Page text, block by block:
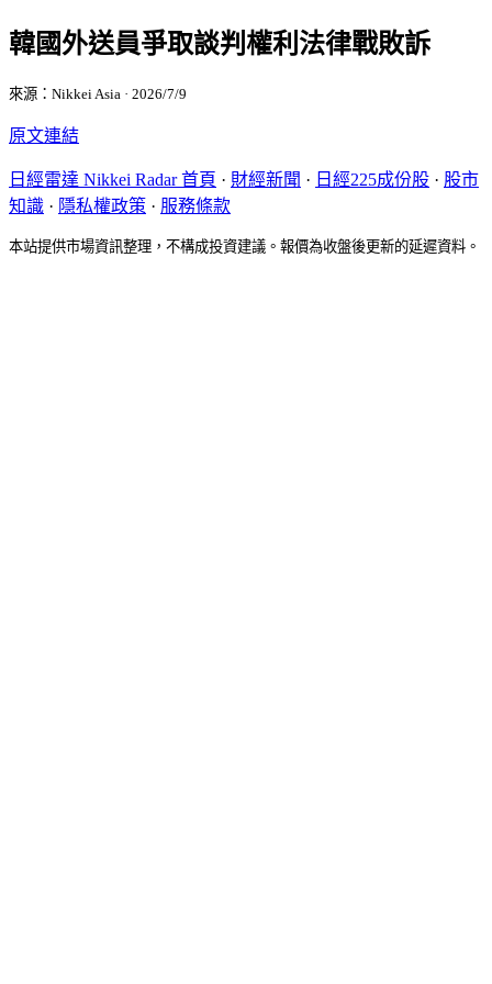
韓國外送員爭取談判權利法律戰敗訴
來源：Nikkei Asia · 2026/7/9
原文連結
日經雷達 Nikkei Radar 首頁 · 財經新聞 · 日經225成份股 · 股市
知識 · 隱私權政策 · 服務條款
本站提供市場資訊整理，不構成投資建議。報價為收盤後更新的延遲資料。